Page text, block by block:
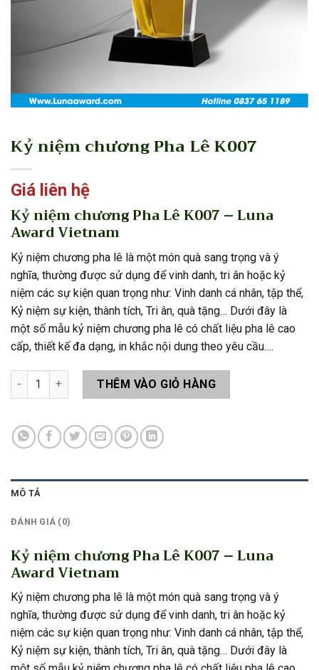
Kỷ niệm chương Pha Lê K007
Giá liên hệ
Kỷ niệm chương Pha Lê K007 – Luna
Award Vietnam
Kỷ niệm chương pha lê là một món quà sang trọng và ý
nghĩa, thường được sử dụng để vinh danh, tri ân hoặc kỷ
niệm các sự kiện quan trọng như: Vinh danh cá nhân, tập thể,
Kỷ niệm sự kiện, thành tích, Tri ân, quà tặng… Dưới đây là
một số mẫu kỷ niệm chương pha lê có chất liệu pha lê cao
cấp, thiết kế đa dạng, in khắc nội dung theo yêu cầu….
Kỷ niệm chương Pha Lê K007 số lượng
THÊM VÀO GIỎ HÀNG
MÔ TẢ
ĐÁNH GIÁ (0)
Kỷ niệm chương Pha Lê K007 – Luna
Award Vietnam
Kỷ niệm chương pha lê là một món quà sang trọng và ý
nghĩa, thường được sử dụng để vinh danh, tri ân hoặc kỷ
niệm các sự kiện quan trọng như: Vinh danh cá nhân, tập thể,
Kỷ niệm sự kiện, thành tích, Tri ân, quà tặng… Dưới đây là